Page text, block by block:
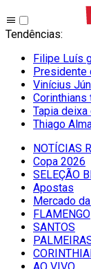
Tendências:
Filipe Luís
Presidente
Vinícius
Corinthians
Tapia
Thiago
NOTÍCIAS
Copa 2026
SELEÇÃO
Apostas
Mercado
FLAMENGO
SANTOS